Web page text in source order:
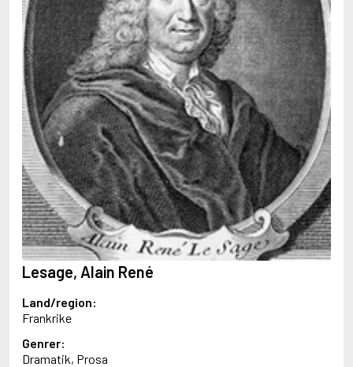
Abish, Walter
Aboulela, Leila
Abrahams, Peter (f. 1919)
Abrahams, Peter (f. 1947)
Abrahamson, Emmy
Abse, Dannie
Abu-Jaber, Diana
Abulhawa, Susan
Aburas, Lone
Achebe, Chinua
Achmatova, Anna
Aciman, André
Ackebo, Lena
Acker, Kathy
Ackroyd, Peter
Adam de la Halle
Adamov, Arthur
Adams, Douglas
Adams, Jane
Adams, Richard
Adbåge, Emma
Adbåge, Lisen
Lesage, Alain René
Land/region:
Frankrike
Genrer:
Dramatik, Prosa